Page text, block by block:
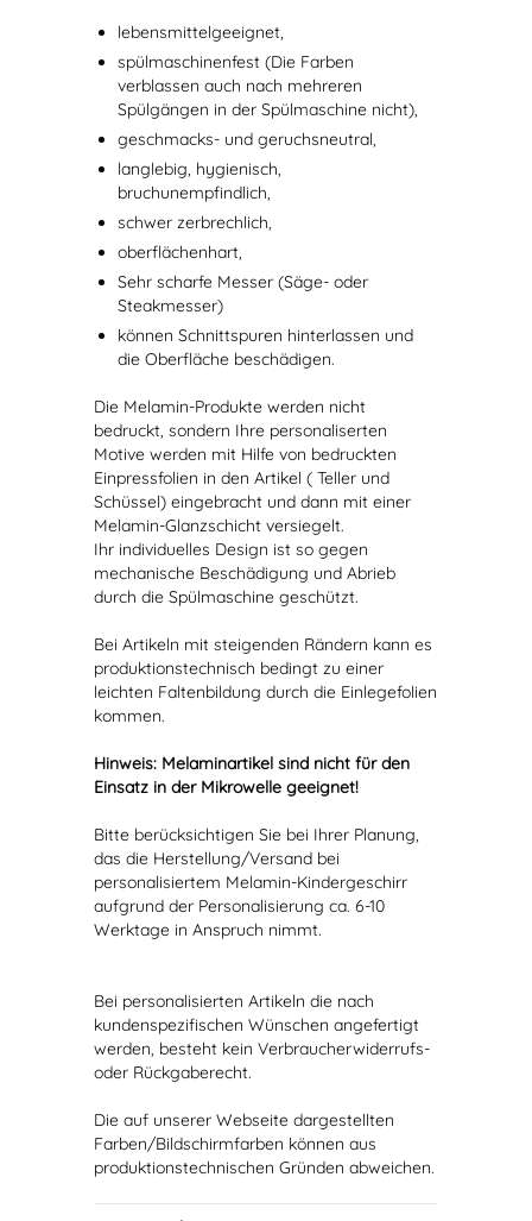
lebensmittelgeeignet,
spülmaschinenfest (Die Farben
verblassen auch nach mehreren
Spülgängen in der Spülmaschine nicht),
geschmacks- und geruchsneutral,
langlebig, hygienisch,
bruchunempfindlich,
schwer zerbrechlich,
oberflächenhart,
Sehr scharfe Messer (Säge- oder
Steakmesser)
können Schnittspuren hinterlassen und
die Oberfläche beschädigen.
Die Melamin-Produkte werden nicht
bedruckt, sondern Ihre personaliserten
Motive werden mit Hilfe von bedruckten
Einpressfolien in den Artikel ( Teller und
Schüssel) eingebracht und dann mit einer
Melamin-Glanzschicht versiegelt.
Ihr individuelles Design ist so gegen
mechanische Beschädigung und Abrieb
durch die Spülmaschine geschützt.
Bei Artikeln mit steigenden Rändern kann es
produktionstechnisch bedingt zu einer
leichten Faltenbildung durch die Einlegefolien
kommen.
Hinweis: Melaminartikel sind nicht für den
Einsatz in der Mikrowelle geeignet!
Bitte berücksichtigen Sie bei Ihrer Planung,
das die Herstellung/Versand bei
personalisiertem Melamin-Kindergeschirr
aufgrund der Personalisierung ca. 6-10
Werktage in Anspruch nimmt.
Bei personalisierten Artikeln die nach
kundenspezifischen Wünschen angefertigt
werden, besteht kein Verbraucherwiderrufs-
oder Rückgaberecht.
Die auf unserer Webseite dargestellten
Farben/Bildschirmfarben können aus
produktionstechnischen Gründen abweichen.